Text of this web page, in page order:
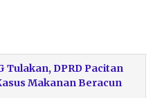
Tulakan, DPRD Pacitan
Makanan Beracun